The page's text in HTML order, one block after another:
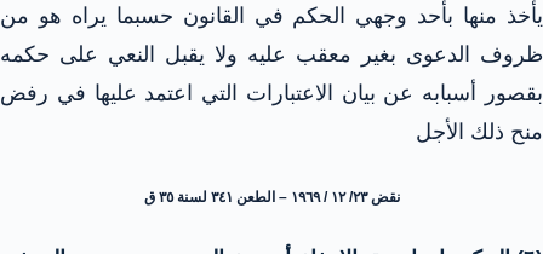
يأخذ منها بأحد وجهي الحكم في القانون حسبما يراه هو من
ظروف الدعوى بغير معقب عليه ولا يقبل النعي على حكمه
بقصور أسبابه عن بيان الاعتبارات التي اعتمد عليها في رفض
منح ذلك الأجل
نقض ٢٣/ ١٢ / ١٩٦٩ – الطعن ٣٤١ لسنة ٣٥ ق